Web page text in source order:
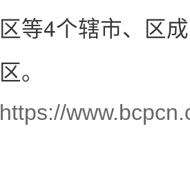
区等4个辖市、区
区。
https://